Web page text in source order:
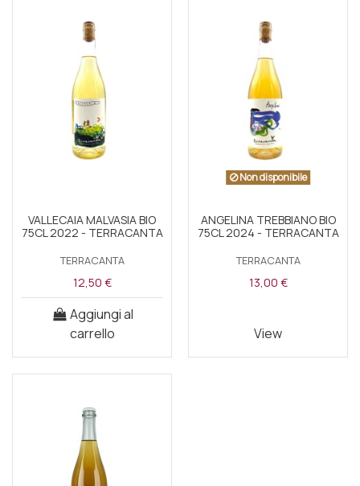
VALLECAIA MALVASIA BIO
75CL 2022 - TERRACANTA
TERRACANTA
12,50 €
Aggiungi al
carrello
Non disponibile
ANGELINA TREBBIANO BIO
75CL 2024 - TERRACANTA
TERRACANTA
13,00 €
View